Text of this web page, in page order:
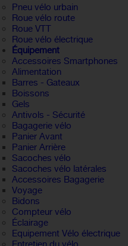
Pneu vélo urbain
Roue vélo route
Roue VTT
Roue vélo électrique
Équipement
Accessoires Smartphones
Alimentation
Barres - Gateaux
Boissons
Gels
Antivols - Sécurité
Bagagerie vélo
Panier Avant
Panier Arrière
Sacoches vélo
Sacoches vélo latérales
Accessoires Bagagerie
Voyage
Bidons
Compteur vélo
Éclairage
Equipement Vélo électrique